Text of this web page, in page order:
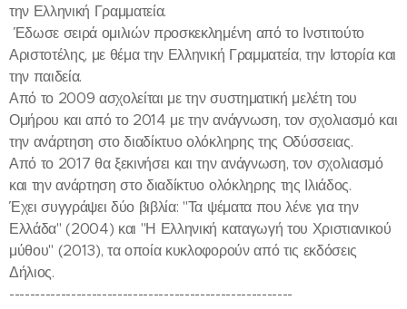
την Ελληνική Γραμματεία.
Έδωσε σειρά ομιλιών προσκεκλημένη από το Ινστιτούτο
Αριστοτέλης, με θέμα την Ελληνική Γραμματεία, την Ιστορία και
την παιδεία.
Από το 2009 ασχολείται με την συστηματική μελέτη του
Ομήρου και από το 2014 με την ανάγνωση, τον σχολιασμό και
την ανάρτηση στο διαδίκτυο ολόκληρης της Οδύσσειας.
Από το 2017 θα ξεκινήσει και την ανάγνωση, τον σχολιασμό
και την ανάρτηση στο διαδίκτυο ολόκληρης της Ιλιάδος.
Έχει συγγράψει δύο βιβλία: "Τα ψέματα που λένε για την
Ελλάδα" (2004) και "Η Ελληνική καταγωγή του Χριστιανικού
μύθου" (2013), τα οποία κυκλοφορούν από τις εκδόσεις
Δήλιος.
-------------------------------------------------------